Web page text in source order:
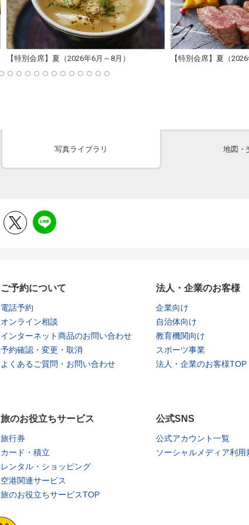
【特別会席】夏（2026年6月～8月） 【特別会席】夏（
写真ライブラリ 地図・
ご予約について
電話予約
オンライン相談
インターネット商品のお問い合わせ
予約確認・変更・取消
よくあるご質問・お問い合わせ
法人・企業のお客様
企業向け
自治体向け
教育機関向け
スポーツ事業
法人・企業のお客様TOP
旅のお役立ちサービス
旅行券
カード・積立
レンタル・ショッピング
空港関連サービス
旅のお役立ちサービスTOP
公式SNS
公式アカウント一覧
ソーシャルメディア利用